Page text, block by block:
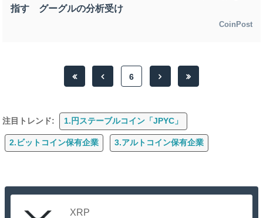
指す グーグルの分析受け
CoinPost
6
注目トレンド: 1.円ステーブルコイン「JPYC」
2.ビットコイン保有企業 3.アルトコイン保有企業
XRP